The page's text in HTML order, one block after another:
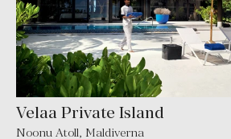
Velaa Private Island
Noonu Atoll, Maldiverna